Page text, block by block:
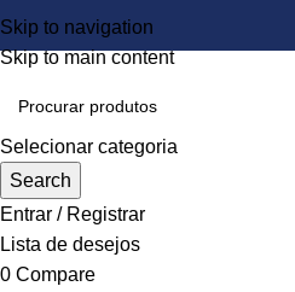
Skip to navigation
Skip to main content
Selecionar categoria
Search
Entrar / Registrar
Lista de desejos
0 Compare